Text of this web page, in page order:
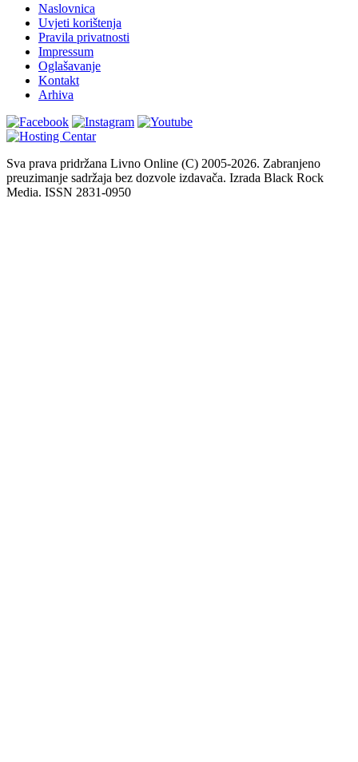
Naslovnica
Uvjeti korištenja
Pravila privatnosti
Impressum
Oglašavanje
Kontakt
Arhiva
Sva prava pridržana Livno Online (C) 2005-2026. Zabranjeno
preuzimanje sadržaja bez dozvole izdavača. Izrada Black Rock
Media. ISSN 2831-0950